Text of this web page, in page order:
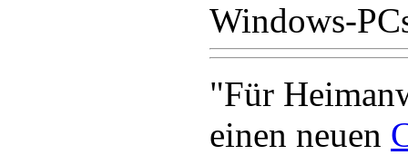
Windows-
"Für
einen neuen